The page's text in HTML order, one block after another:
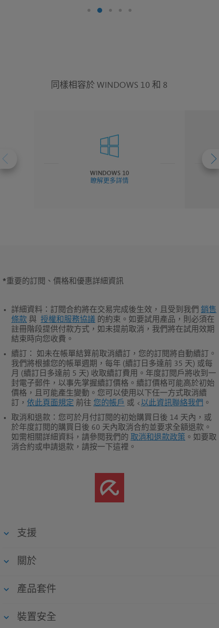
同樣相容於 WINDOWS 10 和 8
WINDOWS 10
瞭解更多詳情
*重要的訂閱、價格和優惠詳細資訊
詳細資料 ：訂閱合約將在交易完成後生效，且受到我們 銷售
條款 與 授權和服務協議 的約束。如要試用產品，則必須在
註冊階段提供付款方式，如未提前取消，我們將在試用效期
結束時向您收費。
續訂
： 如未在帳單結算前取消續訂，您的訂閱將自動續訂。
我們將根據您的帳單週期，每年 (續訂日多達前 35 天) 或每
月 (續訂日多達前 5 天) 收取續訂費用。年度訂閱戶將收到一
封電子郵件，以事先掌握續訂價格。續訂價格可能高於初始
價格，且可能產生變動。您可以使用以下任一方式取消續
訂， 依此頁面規定 前往 您的帳戶 或 <以此資訊聯絡我們 。
取消和退款 ：您可於月付訂閱的初始購買日後 14 天內，或
於年度訂閱的購買日後 60 天內取消合約並要求全額退款。
如需相關詳細資料，請參閱我們的 取消和退款政策 。如要取
消合約或申請退款，請按一下這裡。
支援
關於
產品套件
裝置安全